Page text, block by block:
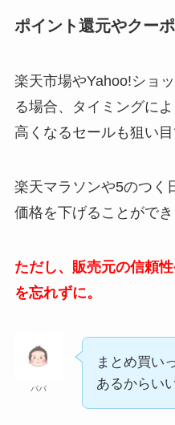
ポイント還元やクー
楽天市場やYahoo!ショ
る場合、タイミングに
高くなるセールも狙い目
楽天マラソンや5のつく
価格を下げることができ
ただし、販売元の信頼
を忘れずに。
パパ
まとめ買い
あるからい